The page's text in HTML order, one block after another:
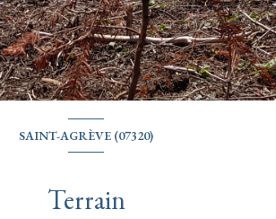
SAINT-AGRÈVE (07320)
Terrain